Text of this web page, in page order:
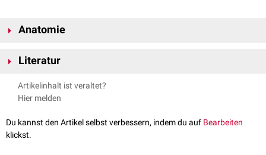
Anatomie
setzt sichdorsalsowohl in einem flachen als auch
entwickelt und werden alsProcessus supraorbitalis
orbitalisbezeichnet.
ausgebildet, sodass am oberen Orbitalrand eine scharf markierende
Leiste durch die
Literatur
Nickel, Richard, August Schummer, Eugen Seiferle. Band V: Geflügel.
Parey, 2004.
Artikelinhalt ist veraltet?
Hier melden
Du kannst den Artikel selbst verbessern, indem du auf Bearbeiten
klickst.